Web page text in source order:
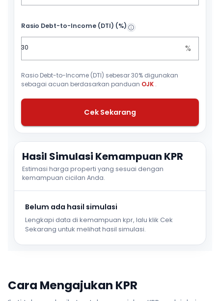
Rasio Debt-to-Income (DTI) (%)
%
Rasio Debt-to-Income (DTI) sebesar 30% digunakan
sebagai acuan berdasarkan panduan OJK .
Cek Sekarang
Hasil Simulasi Kemampuan KPR
Estimasi harga properti yang sesuai dengan
kemampuan cicilan Anda.
Belum ada hasil simulasi
Lengkapi data di kemampuan kpr, lalu klik Cek
Sekarang untuk melihat hasil simulasi.
Cara Mengajukan KPR